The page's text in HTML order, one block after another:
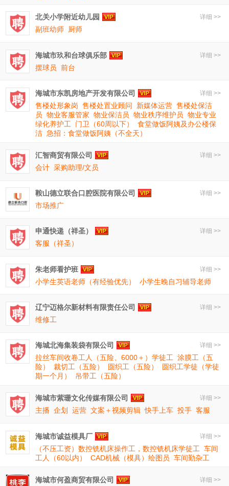
详细 >>
北关小学附近幼儿园
副班幼师 厨师
详细 >>
海城市玖和台球俱乐部
摆球员 前台
详细 >>
海城市东凯房地产开发有限公司
售楼处形象岗 售楼处置业顾问 新媒体运营 售楼处保洁
员 物业客服管家 物业保洁员 物业秩序维护员 物业专业
绿化养护工
门卫（60周以下）
食堂做饭阿姨及办公楼保
洁 急招：食堂做饭阿姨（不全天）
详细 >>
汇智商贸有限公司
会计 采购助理/文员
详细 >>
鞍山德立联合口腔医院有限公司
市场推广
详细 >>
申通快递（祥圣）
客服（祥圣）
详细 >>
朱老师看护班
小学生英语老师（有经验优先）
小学生晚自习辅导老师
详细 >>
辽宁迈格尔新材料有限责任公司
维修工
详细 >>
海城北海集装袋有限公司
拉丝车间收卷工人（五险、6000＋）学徒工 涂膜工（五
险）
裁切工（五险） 圆织工（五险）
圆织工学徒（学徒
期一个月）
吊带工（五险）
详细 >>
海城市紫珊文化传媒有限公司
主播 企划 运营 文案＋视频剪辑 快手上车 投手 客服
详细 >>
海城市诚益模具厂
（不压工资）数控铣机床操作工，数控铣机床学徒工 车间
工人（60以内）
CAD机械（模具）绘图员 车间勤杂工
详细 >>
海城市何盈商贸有限公司